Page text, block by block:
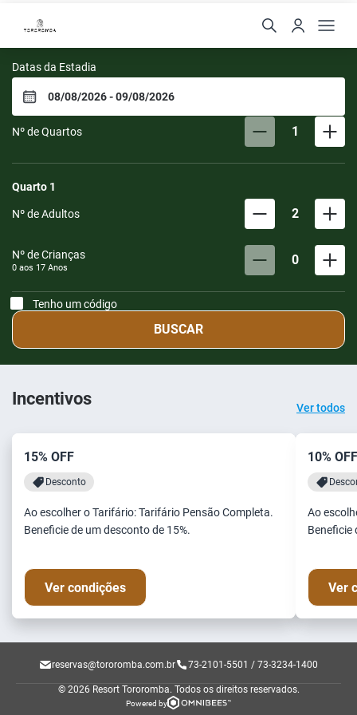
Resort Tororomba
Datas da Estadia
Nº de Quartos 1
Quarto 1
Nº de Adultos 2
Nº de Crianças
0 aos 17 Anos 0
Tenho um código
BUSCAR
Incentivos Ver todos
15% OFF
Desconto
Ao escolher o Tarifário: Tarifário Pensão Completa.
Beneficie de um desconto de 15%.
Ver condições
10% OFF
Ao
Beneficie
Ver
reservas@tororomba.com.br 73-2101-5501 / 73-3234-1400
© 2026 Resort Tororomba. Todos os direitos reservados.
Powered by